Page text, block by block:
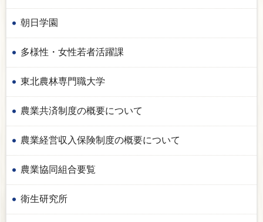
朝日学園
多様性・女性若者活躍課
東北農林専門職大学
農業共済制度の概要について
農業経営収入保険制度の概要について
農業協同組合要覧
衛生研究所